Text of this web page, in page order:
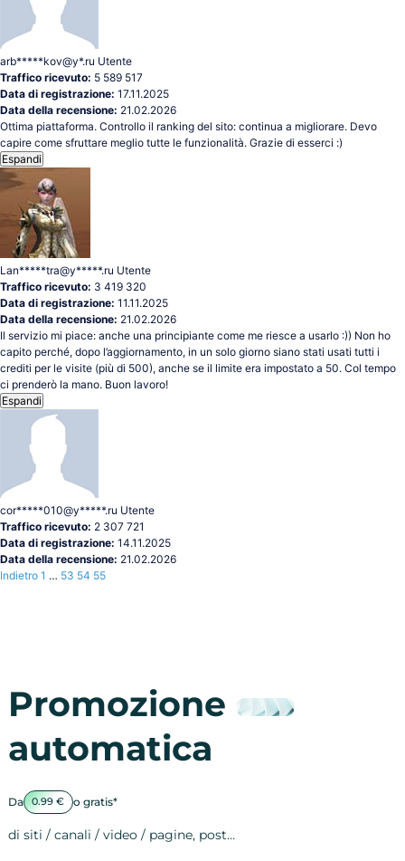
arb*****kov@y*.ru Utente
Traffico ricevuto: 5 589 517
Data di registrazione: 17.11.2025
Data della recensione: 21.02.2026
Ottima piattaforma. Controllo il ranking del sito: continua a migliorare. Devo
capire come sfruttare meglio tutte le funzionalità. Grazie di esserci :)
Espandi
Lan*****tra@y*****.ru Utente
Traffico ricevuto: 3 419 320
Data di registrazione: 11.11.2025
Data della recensione: 21.02.2026
Il servizio mi piace: anche una principiante come me riesce a usarlo :)) Non ho
capito perché, dopo l’aggiornamento, in un solo giorno siano stati usati tutti i
crediti per le visite (più di 500), anche se il limite era impostato a 50. Col tempo
ci prenderò la mano. Buon lavoro!
Espandi
cor*****010@y*****.ru Utente
Traffico ricevuto: 2 307 721
Data di registrazione: 14.11.2025
Data della recensione: 21.02.2026
Indietro 1 … 53 54 55
Promozione
automatica
Da 0.99 € o gratis*
di siti / canali / video / pagine, post…